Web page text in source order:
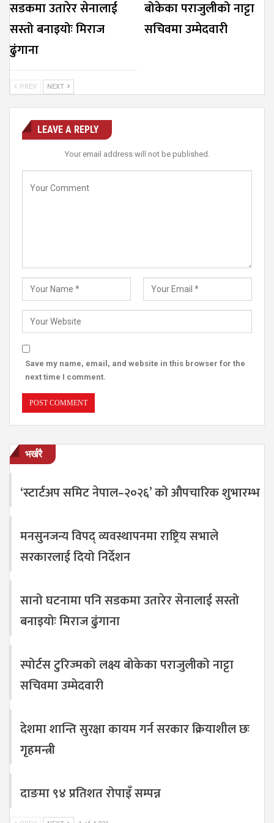
सडकमा उतारेर सेनालाई
सस्तो बनाइयोः मिराज
ढुंगाना
बोकेका पराजुलीको नाट्टा
सचिवमा उम्मेदवारी
PREV NEXT
LEAVE A REPLY
Your email address will not be published.
Save my name, email, and website in this browser for the
next time I comment.
भर्खरै
‘स्टार्टअप समिट नेपाल–२०२६’ को औपचारिक शुभारम्भ
मनसुनजन्य विपद् व्यवस्थापनमा राष्ट्रिय सभाले
सरकारलाई दियो निर्देशन
सानो घटनामा पनि सडकमा उतारेर सेनालाई सस्तो
बनाइयोः मिराज ढुंगाना
स्पोर्टस टुरिज्मको लक्ष्य बोकेका पराजुलीको नाट्टा
सचिवमा उम्मेदवारी
देशमा शान्ति सुरक्षा कायम गर्न सरकार क्रियाशील छः
गृहमन्त्री
दाङमा ९४ प्रतिशत रोपाइँ सम्पन्न